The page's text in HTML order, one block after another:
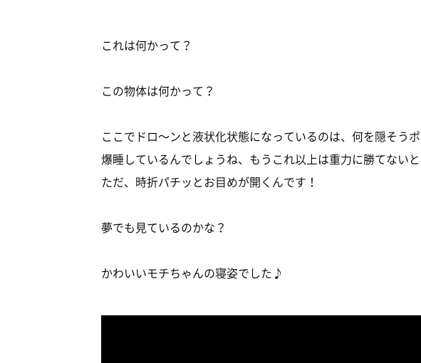
これは何かって？
この物体は何かって？
ここでドロ～ンと液状化状態になっているのは、何を隠そう
爆睡しているんでしょうね、もうこれ以上は重力に勝てない
ただ、時折パチッとお目めが開くんです！
夢でも見ているのかな？
かわいいモチちゃんの寝姿でした♪